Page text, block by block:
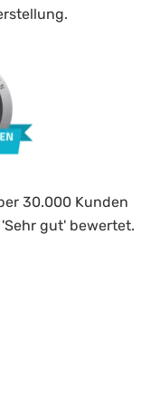
30.000 Kunden
gut' bewertet.